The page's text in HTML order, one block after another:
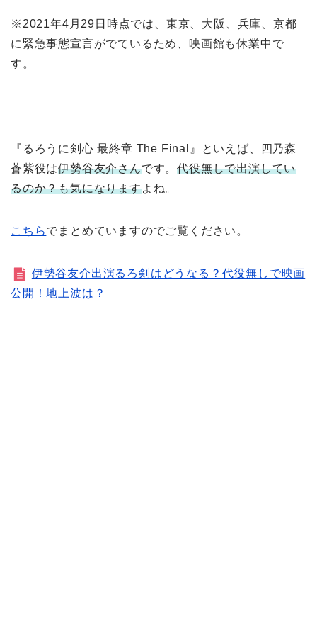
※2021年4月29日時点では、東京、大阪、兵庫、京都
に緊急事態宣言がでているため、映画館も休業中で
す。
『るろうに剣心 最終章 The Final』といえば、四乃森
蒼紫役は伊勢谷友介さんです。代役無しで出演してい
るのか？も気になりますよね。
こちらでまとめていますのでご覧ください。
伊勢谷友介出演るろ剣はどうなる？代役無しで映画
公開！地上波は？